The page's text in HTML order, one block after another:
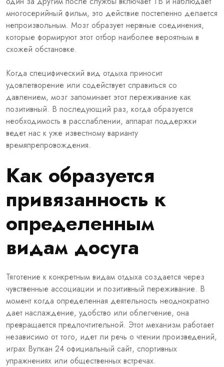
многосерийный фильм, это действие постепенно делается
непроизвольным. Мозг образует нервные соединения,
которые формируют этот отбор наиболее вероятным в
схожей обстановке.
Когда специфический вид отдыха приносит
удовлетворение или содействует справиться со
давлением, мозг запоминает этот переживание как
позитивный. В последующий раз, когда образуется
необходимость в расслаблении, аппарат поддержки
ведет нас к уже известному варианту
времяпрепровождения.
Как образуется
привязанность к
определенным
видам досуга
Тяготение к конкретным видам отдыха создается через
чувственные ассоциации и позитивный переживание. В
момент когда определенная деятельность неоднократно
дает наслаждение, удобство или облегчение, она
превращается предпочтительной. Этот механизм работает
независимо от того, идет ли речь о чтении произведений,
играх Вулкан 24 официальный сайт, спортивных
упражнениях или общественных встречах.